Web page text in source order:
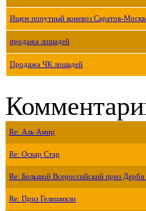
Ищем попутный коневоз Саратов-
продажа лошадей
Продажа ЧК лошадей
Re: Аль Амир
Re: Оскар Стар
Re: Большой Всероссийский приз
Re: Приз Гелишикли